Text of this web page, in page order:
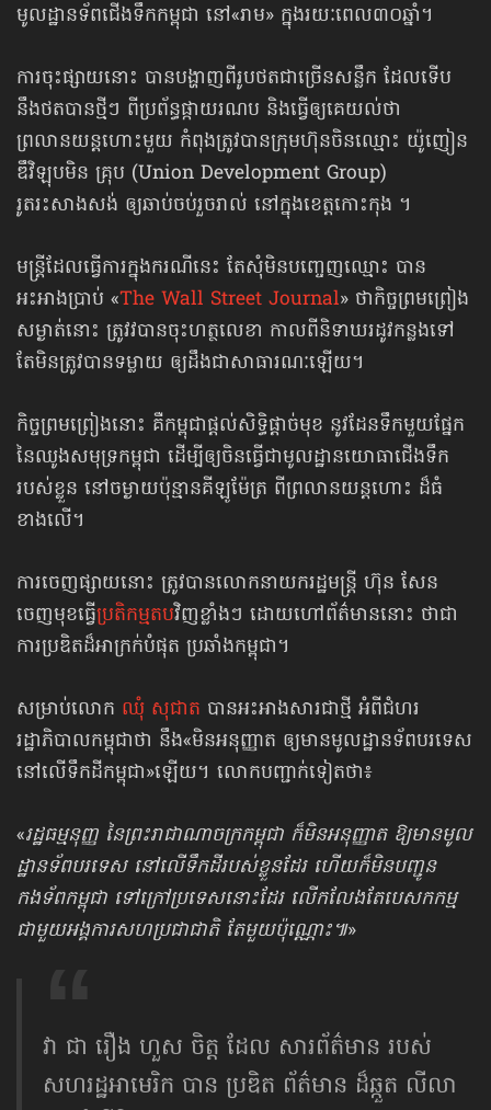
មូលដ្ឋានទ័ពជើងទឹកកម្ពុជា នៅ«រាម» ក្នុងរយៈពេល៣០ឆ្នាំ។
ការចុះផ្សាយនោះ បានបង្ហាញពីរូបថតជាច្រើនសន្លឹក ដែលទើប
នឹងថតបានថ្មីៗ ពីប្រព័ន្ធផ្កាយរណប និងធ្វើឲ្យគេយល់ថា
ព្រលានយន្ដហោះមួយ កំពុងត្រូវបានក្រុមហ៊ុនចិនឈ្មោះ យ៉ូញៀន
ឌឹវិឡុបមិន គ្រុប (Union Development Group)
រូតរះសាងសង់ ឲ្យឆាប់ចប់រួចរាល់ នៅក្នុងខេត្តកោះកុង ។
មន្ត្រី​ដែលធ្វើការក្នុងករណីនេះ តែសុំមិនបញ្ចេញឈ្មោះ បាន
អះអាងប្រាប់ «The Wall Street Journal» ថាកិច្ច​ព្រមព្រៀង​
សម្ងាត់​នោះ ​ត្រូវវបាន​ចុះហត្ថ​លេខា​ កាលពី​និទាឃរដូវ​កន្លង​ទៅ
តែមិនត្រូវបានទម្លាយ ឲ្យដឹង​ជា​សាធារណៈ​ឡើយ។​
កិច្ចព្រមព្រៀងនោះ គឺកម្ពុជាផ្តល់សិទ្ធិផ្ដាច់មុខ នូវដែនទឹកមួយផ្នែក
នៃឈូងសមុទ្រកម្ពុជា ដើម្បីឲ្យចិនធ្វើជាមូលដ្ឋានយោធាជើងទឹក
របស់ខ្លួន នៅចម្ងាយប៉ុន្មានគីឡូម៉ែត្រ ពីព្រលានយន្តហោះ ដ៏ធំ
ខាងលើ។
ការចេញផ្សាយនោះ ត្រូវបាន​លោកនាយករដ្ឋមន្ត្រី ហ៊ុន សែន
ចេញមុខធ្វើប្រតិកម្មតបវិញខ្លាំងៗ ដោយហៅព័ត៌មាននោះ ថាជា
ការប្រឌិត​ដ៏អាក្រក់​បំផុត ប្រឆាំងកម្ពុជា។
សម្រាប់លោក ឈុំ សុជាត បានអះអាងសារជាថ្មី អំពីជំហរ
រដ្ឋាភិបាលកម្ពុជាថា នឹង«មិនអនុញ្ញាត ឲ្យមានមូលដ្ឋានទ័ពបរទេស
នៅលើទឹកដីកម្ពុជា»ឡើយ។ លោកបញ្ជាក់ទៀតថា៖
«រដ្ឋធម្មនុញ្ញ នៃព្រះរាជាណាចក្រកម្ពុជា ក៏មិនអនុញ្ញាត ឱ្យមានមូល
ដ្ឋានទ័ពបរទេស នៅលើទឹកដីរបស់ខ្លួនដែរ ហើយក៏មិនបញ្ជូន
កងទ័ពកម្ពុជា ទៅក្រៅប្រទេសនោះដែរ លើកលែងតែបេសកកម្ម
ជាមួយអង្គការសហប្រជាជាតិ តែមួយប៉ុណ្ណោះ៕»
វា​ ជា រឿង ហួស ចិត្ត ដែល សារព័ត៌មាន របស់
សហរដ្ឋអាមេរិក បាន ប្រឌិត ព័ត៌មាន ដ៏ឆ្កួត លីលា